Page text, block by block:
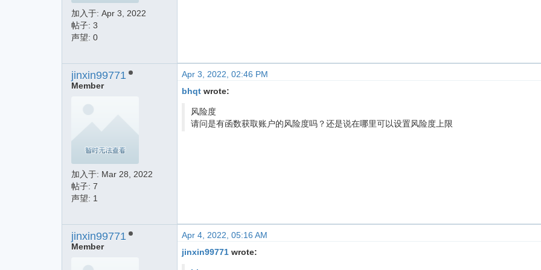
加入于: Apr 3, 2022
帖子: 3
声望: 0
jinxin99771
Member
加入于: Mar 28, 2022
帖子: 7
声望: 1
Apr 3, 2022, 02:46 PM
bhqtwrote:
风险度
请问是有函数获取账户的风险度吗？还是说在哪里可以设置风险度上限
jinxin99771
Member
Apr 4, 2022, 05:16 AM
jinxin99771wrote: